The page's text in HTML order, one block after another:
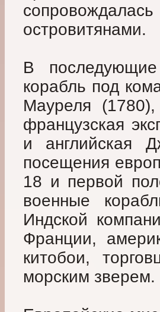
островитянами.
В
корабль под
Мауреля
французская
и английская
посещения
18 и первой
военные
Индской
Франции,
китобои,
морским зверем.